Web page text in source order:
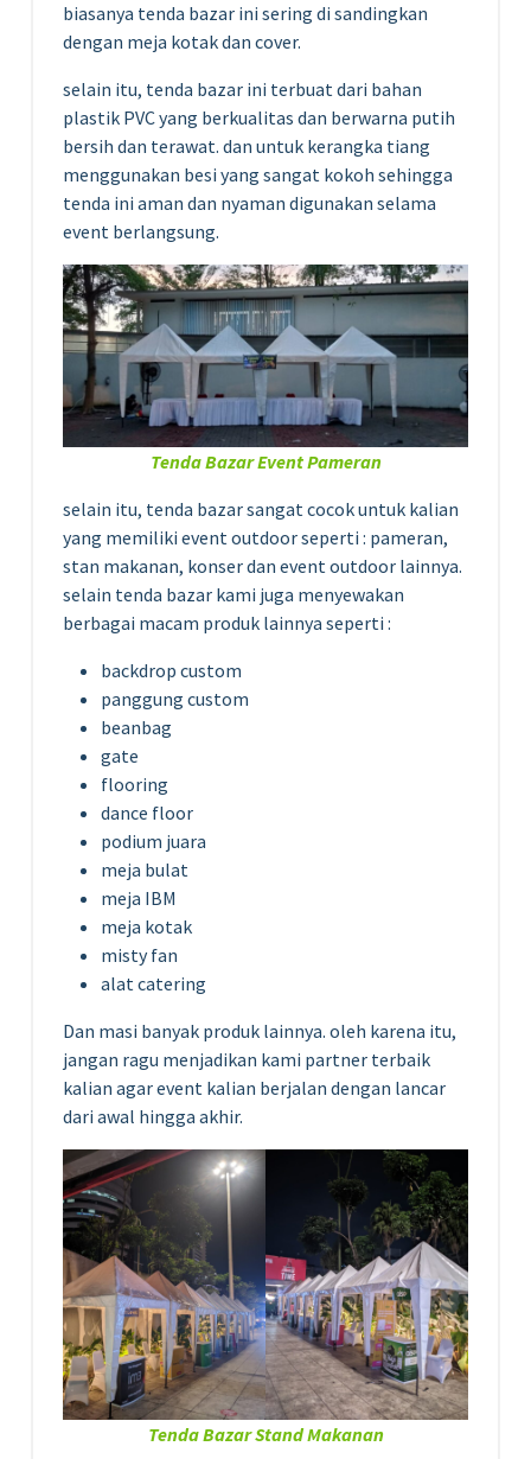
biasanya tenda bazar ini sering di sandingkan
dengan meja kotak dan cover.
selain itu, tenda bazar ini terbuat dari bahan
plastik PVC yang berkualitas dan berwarna putih
bersih dan terawat. dan untuk kerangka tiang
menggunakan besi yang sangat kokoh sehingga
tenda ini aman dan nyaman digunakan selama
event berlangsung.
Tenda Bazar Event Pameran
selain itu, tenda bazar sangat cocok untuk kalian
yang memiliki event outdoor seperti : pameran,
stan makanan, konser dan event outdoor lainnya.
selain tenda bazar kami juga menyewakan
berbagai macam produk lainnya seperti :
backdrop custom
panggung custom
beanbag
gate
flooring
dance floor
podium juara
meja bulat
meja IBM
meja kotak
misty fan
alat catering
Dan masi banyak produk lainnya. oleh karena itu,
jangan ragu menjadikan kami partner terbaik
kalian agar event kalian berjalan dengan lancar
dari awal hingga akhir.
Tenda Bazar Stand Makanan